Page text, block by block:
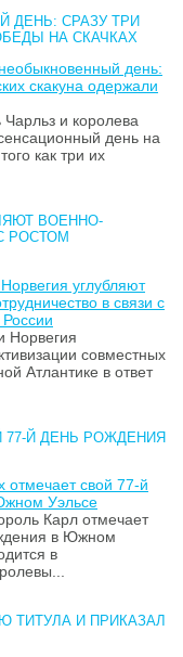
ДЕНЬ: СРАЗУ ТРИ
НА СКАЧКАХ
день:
скакуна одержали
и королева
день на
как три их
ВОЕННО-
РОСТОМ
углубляют
в связи с
России
Норвегия
совместных
Атлантике в ответ
Й ДЕНЬ РОЖДЕНИЯ
отмечает свой 77-й
Уэльсе
Карл отмечает
в Южном
в
ТИТУЛА И ПРИКАЗАЛ